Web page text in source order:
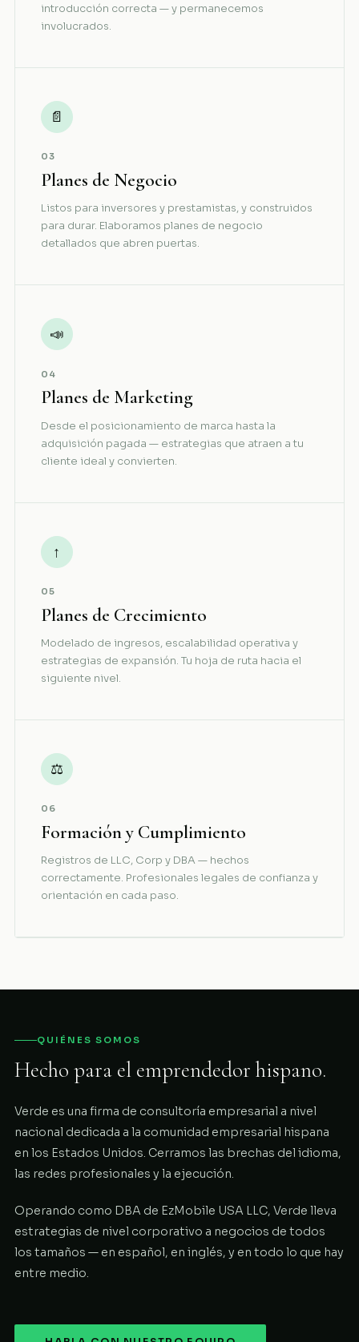
introducción correcta — y permanecemos
involucrados.
📄
03
Planes de Negocio
Listos para inversores y prestamistas, y construidos
para durar. Elaboramos planes de negocio
detallados que abren puertas.
📣
04
Planes de Marketing
Desde el posicionamiento de marca hasta la
adquisición pagada — estrategias que atraen a tu
cliente ideal y convierten.
↑
05
Planes de Crecimiento
Modelado de ingresos, escalabilidad operativa y
estrategias de expansión. Tu hoja de ruta hacia el
siguiente nivel.
⚖
06
Formación y Cumplimiento
Registros de LLC, Corp y DBA — hechos
correctamente. Profesionales legales de confianza y
orientación en cada paso.
QUIÉNES SOMOS
Hecho para el emprendedor hispano.
Verde es una firma de consultoría empresarial a nivel
nacional dedicada a la comunidad empresarial hispana
en los Estados Unidos. Cerramos las brechas del idioma,
las redes profesionales y la ejecución.
Operando como DBA de EzMobile USA LLC, Verde lleva
estrategias de nivel corporativo a negocios de todos
los tamaños — en español, en inglés, y en todo lo que hay
entre medio.